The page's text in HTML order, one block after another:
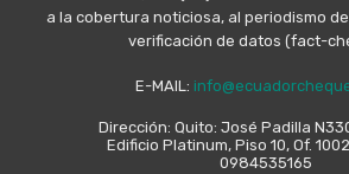
a la cobertura noticiosa, al periodismo
verificación de datos (fact-
E-MAIL:
Dirección: Quito: José Padilla
Edificio Platinum, Piso 10, Of.
0984535165